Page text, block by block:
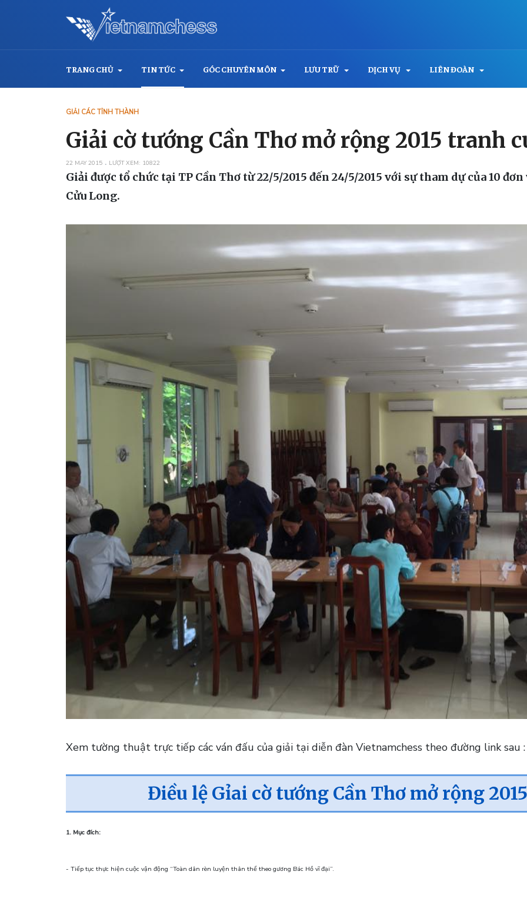
TRANG CHỦ TIN TỨC GÓC CHUYÊN MÔN LƯU TRỮ DỊCH VỤ LIÊN ĐOÀN
GIẢI CÁC TỈNH THÀNH
Giải cờ tướng Cần Thơ mở rộng 2015 tranh
22 MAY 2015 LƯỢT XEM: 10822
Giải được tổ chức tại TP Cần Thơ từ 22/5/2015 đến 24/5/2015 với sự tham dự của 10
Cửu Long.
Xem tường thuật trực tiếp các ván đấu của giải tại diễn đàn Vietnamchess theo đường link sau :
Điều lệ Gỉai cờ tướng Cần Thơ mở rộng
1. Mục đích:
- Tiếp tục thực hiện cuộc vận động “Toàn dân rèn luyện thân thể theo gương Bác Hồ vĩ đại”.